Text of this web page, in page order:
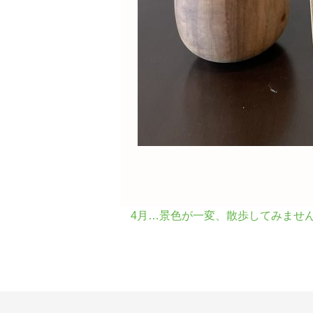
4月…景色が一変、散歩してみませ